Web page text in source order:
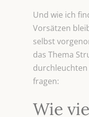
Und wie ich
Vorsätzen
selbst
das Thema
durchleuchten
fragen:
Wie